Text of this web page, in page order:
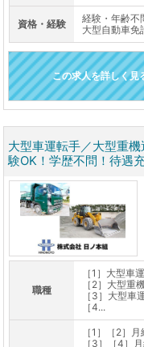
資格・経験
経験・年齢不
大型自動車免
この求人を詳しく見
大型車運転手／大型重
験OK！学歴不問！待遇
職種
［1］大型車
［2］大型重
［3］大型車
［4...
［1］［2］
［3］［4］